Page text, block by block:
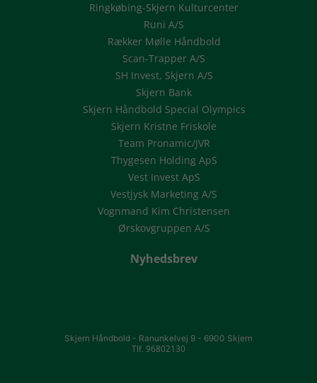
Ringkøbing-Skjern Kulturcenter
Runi A/S
Rækker Mølle Håndbold
Scan-Trapper A/S
SH Invest, Skjern A/S
Skjern Bank
Skjern Håndbold Special Olympics
Skjern Kristne Friskole
Team Pronamic/JVR
Thygesen Holding ApS
Vest Invest ApS
Vestjysk Marketing A/S
Vognmand Kim Christensen
Ørskovgruppen A/S
Nyhedsbrev
Skjern Håndbold - Ranunkelvej 9 - 6900 Skjern
Tlf. 96802130